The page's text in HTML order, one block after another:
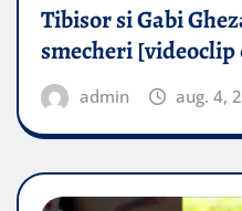
Tibisor si Gabi
smecheri
admin aug. 4,